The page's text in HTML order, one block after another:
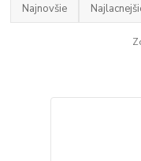
Najnovšie